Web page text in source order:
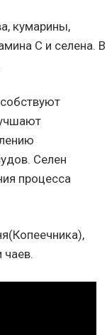
кумарины,
C и селена. В
Селен
процесса